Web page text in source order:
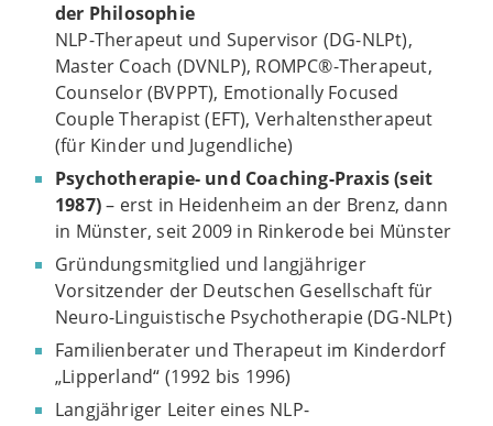
der Philosophie
NLP-Therapeut und Supervisor (DG-NLPt),
Master Coach (DVNLP), ROMPC®-Therapeut,
Counselor (BVPPT), Emotionally Focused
Couple Therapist (EFT), Verhaltenstherapeut
(für Kinder und Jugendliche)
Psychotherapie- und Coaching-Praxis (seit
1987)– erst in Heidenheim an der Brenz, dann
in Münster, seit 2009 in Rinkerode bei Münster
Gründungsmitglied und langjähriger
Vorsitzender der Deutschen Gesellschaft für
Neuro-Linguistische Psychotherapie (DG-NLPt)
Familienberater und Therapeut im Kinderdorf
„Lipperland“ (1992 bis 1996)
Langjähriger Leiter eines NLP-